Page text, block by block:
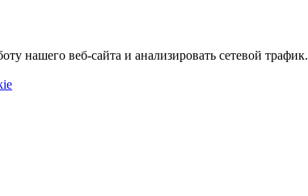
нашего веб-сайта и анализировать сетевой трафик.